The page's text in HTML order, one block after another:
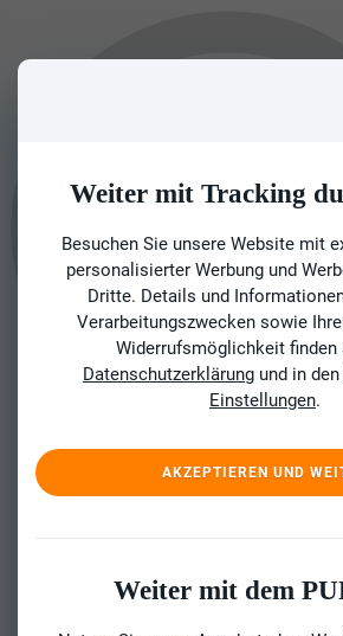
Weiter mit Tracking
Besuchen Sie unsere Website mit
personalisierter Werbung und
Dritte. Details und
Verarbeitungszwecken sowie
Widerrufsmöglichkeit finden
Datenschutzerklärung und in den
Einstellungen.
AKZEPTIEREN UND
Weiter mit dem